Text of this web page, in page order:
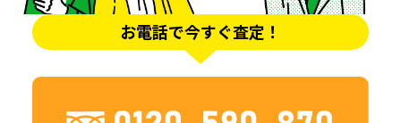
お電話で今すぐ査定！